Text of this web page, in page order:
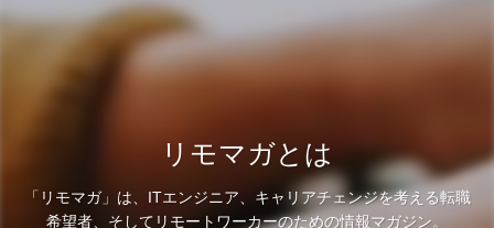
リモマガとは
「リモマガ」は、ITエンジニア、キャリアチェンジを考える転職
希望者、そしてリモートワーカーのための情報マガジン。